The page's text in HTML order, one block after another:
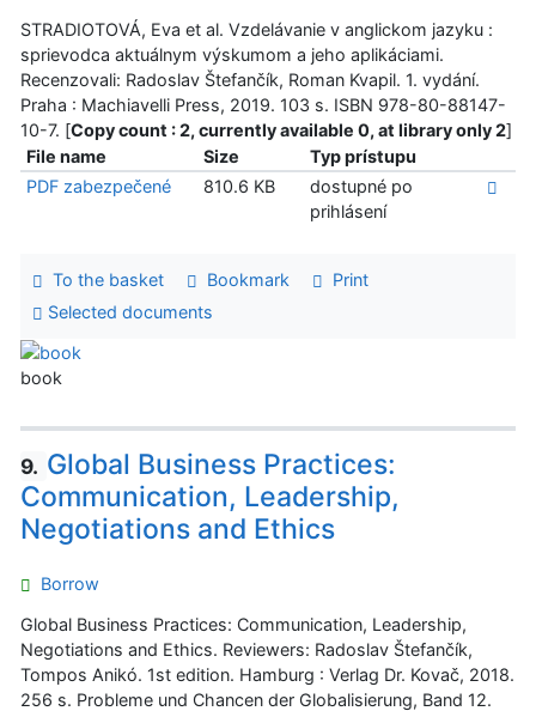
STRADIOTOVÁ, Eva et al. Vzdelávanie v anglickom jazyku :
sprievodca aktuálnym výskumom a jeho aplikáciami.
Recenzovali: Radoslav Štefančík, Roman Kvapil. 1. vydání.
Praha : Machiavelli Press, 2019. 103 s. ISBN 978-80-88147-
10-7. [Copy count : 2, currently available 0, at library only 2]
File name
Size
Typ prístupu
PDF zabezpečené
810.6 KB
dostupné po
prihlásení
To the basket Bookmark
Print
Selected documents
book
9. Global Business Practices:
Communication, Leadership,
Negotiations and Ethics
Borrow
Global Business Practices: Communication, Leadership,
Negotiations and Ethics. Reviewers: Radoslav Štefančík,
Tompos Anikó. 1st edition. Hamburg : Verlag Dr. Kovač, 2018.
256 s. Probleme und Chancen der Globalisierung, Band 12.